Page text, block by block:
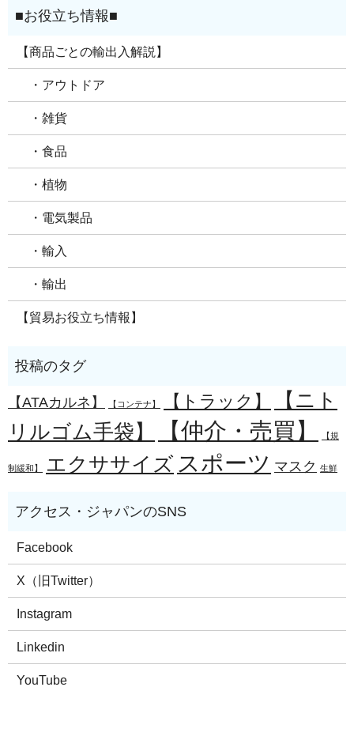
【商品ごとの輸出入解説】
・アウトドア
・雑貨
・食品
・植物
・電気製品
・輸入
・輸出
【貿易お役立ち情報】
【ATAカルネ】 【コンテナ】 【トラック】
【ニト
リルゴム手袋】
【仲介・売買】 【規
制緩和】 エクササイズ スポーツ マスク 生鮮
Facebook
X（旧Twitter）
Instagram
Linkedin
YouTube